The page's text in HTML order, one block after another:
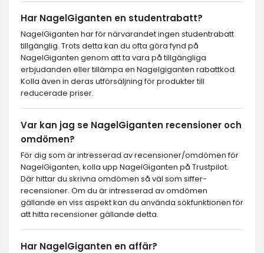
Har NagelGiganten en studentrabatt?
NagelGiganten har för närvarandet ingen studentrabatt
tillgänglig. Trots detta kan du ofta göra fynd på
NagelGiganten genom att ta vara på tillgängliga
erbjudanden eller tillämpa en Nagelgiganten rabattkod.
Kolla även in deras utförsäljning för produkter till
reducerade priser.
Var kan jag se NagelGiganten recensioner och
omdömen?
För dig som är intresserad av recensioner/omdömen för
NagelGiganten, kolla upp NagelGiganten på Trustpilot.
Där hittar du skrivna omdömen så väl som siffer-
recensioner. Om du är intresserad av omdömen
gällande en viss aspekt kan du använda sökfunktionen för
att hitta recensioner gällande detta.
Har NagelGiganten en affär?